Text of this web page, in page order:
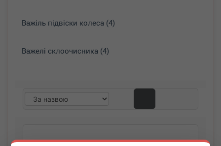
Важіль підвіски колеса (4)
Важелі склоочисника (4)